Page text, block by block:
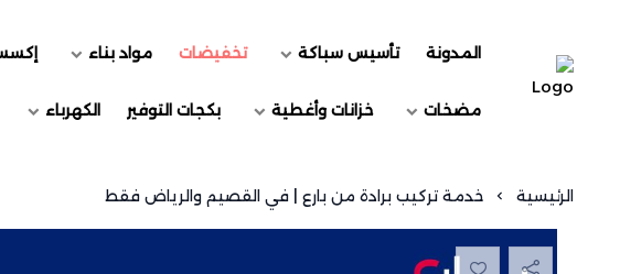
السويد للسباكة
المدونة تأسيس سباكة تخفيضات مواد بناء
مضخات خزانات وأغطية بكجات التوفير الكهرباء
الرئيسية خدمة تركيب برادة من بارع | في القصيم والرياض فقط